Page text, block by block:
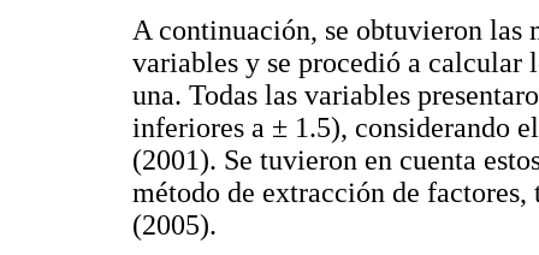
A continuación, se obtuvieron las
variables y se procedió a calcular
una. Todas las variables
inferiores a ± 1.5), considerando
(2001). Se tuvieron en cuenta
método de extracción de
(2005).